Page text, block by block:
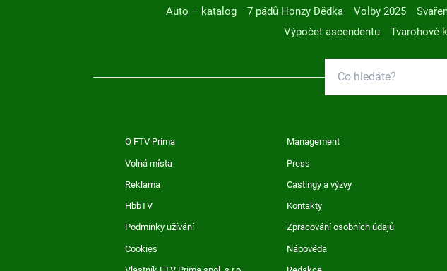
Auto – katalog
7 pádů Honzy Dědka Volby 2025
Výpočet ascendentu
Tvarohové
O FTV Prima Management
Volná místa Press
Reklama Castingy a výzvy
HbbTV Kontakty
Podmínky užívání Zpracování osobních údajů
Cookies Nápověda